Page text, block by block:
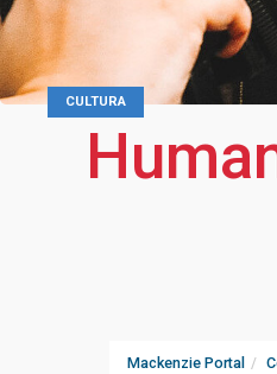
CULTURA
Mackenzie Portal